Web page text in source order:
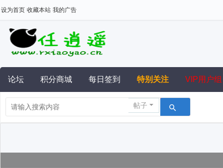
设为首页 收藏本站 我的广告
论坛 积分商城 每日签到 特别关注 VIP用户组
帖子